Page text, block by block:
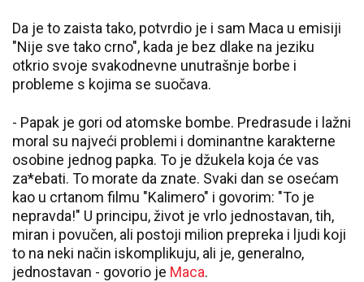
Da je to zaista tako, potvrdio je i sam Maca u emisiji
"Nije sve tako crno", kada je bez dlake na jeziku
otkrio svoje svakodnevne unutrašnje borbe i
probleme s kojima se suočava.
- Papak je gori od atomske bombe. Predrasude i lažni
moral su najveći problemi i dominantne karakterne
osobine jednog papka. To je džukela koja će vas
za*ebati. To morate da znate. Svaki dan se osećam
kao u crtanom filmu "Kalimero" i govorim: "To je
nepravda!" U principu, život je vrlo jednostavan, tih,
miran i povučen, ali postoji milion prepreka i ljudi koji
to na neki način iskomplikuju, ali je, generalno,
jednostavan - govorio je Maca.